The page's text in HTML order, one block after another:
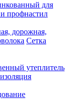
для
профнастил
дорожная,
Сетка
утеплитель